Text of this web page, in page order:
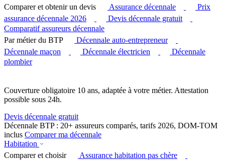
Comparer et obtenir un devis
Assurance décennale
Prix
assurance décennale 2026
Devis décennale gratuit
Comparatif assureurs décennale
Par métier du BTP
Décennale auto-entrepreneur
Décennale maçon
Décennale électricien
Décennale
plombier
Couverture obligatoire 10 ans, adaptée à votre métier. Attestation
possible sous 24h.
Devis décennale gratuit
Décennale BTP : 20+ assureurs comparés, tarifs 2026, DOM-TOM
inclus Comparer ma décennale
Habitation
Comparer et choisir
Assurance habitation pas chère